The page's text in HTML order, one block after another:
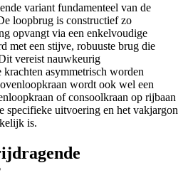
variant fundamenteel van de
loopbrug is constructief zo
opvangt via een enkelvoudige
met een stijve, robuuste brug die
vereist nauwkeurig
asymmetrisch worden
wordt ook wel een
of consoolkraan op rijbaan
specifieke uitvoering en het vakjargon
is.